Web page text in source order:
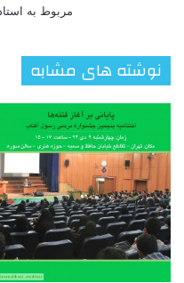
مربوط به
نوشته های مشابه